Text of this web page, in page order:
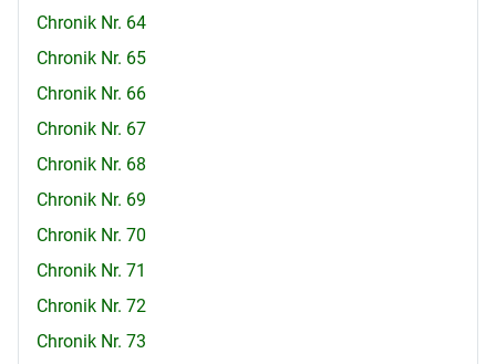
Chronik Nr. 64
Chronik Nr. 65
Chronik Nr. 66
Chronik Nr. 67
Chronik Nr. 68
Chronik Nr. 69
Chronik Nr. 70
Chronik Nr. 71
Chronik Nr. 72
Chronik Nr. 73